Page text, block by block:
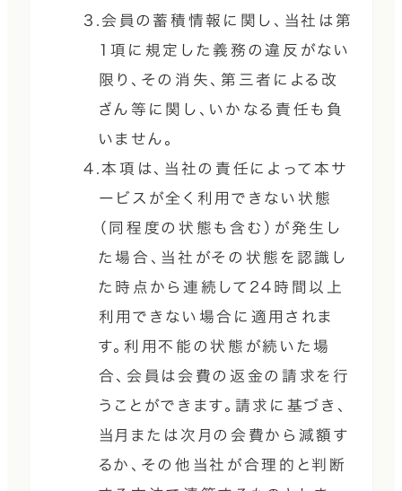
3.会員の蓄積情報に関し、当社は第
1項に規定した義務の違反がない
限り、その消失、第三者による改
ざん等に関し、いかなる責任も負
いません。
4.本項は、当社の責任によって本サ
ービスが全く利用できない状態
（同程度の状態も含む）が発生し
た場合、当社がその状態を認識し
た時点から連続して24時間以上
利用できない場合に適用されま
す。利用不能の状態が続いた場
合、会員は会費の返金の請求を行
うことができます。請求に基づき、
当月または次月の会費から減額す
るか、その他当社が合理的と判断